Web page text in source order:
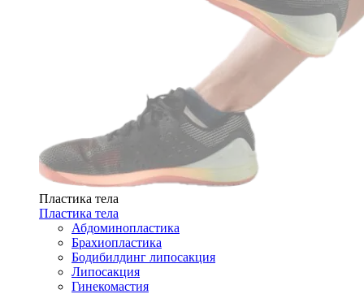
Пластика тела
Пластика тела
Абдоминопластика
Брахиопластика
Бодибилдинг липосакция
Липосакция
Гинекомастия